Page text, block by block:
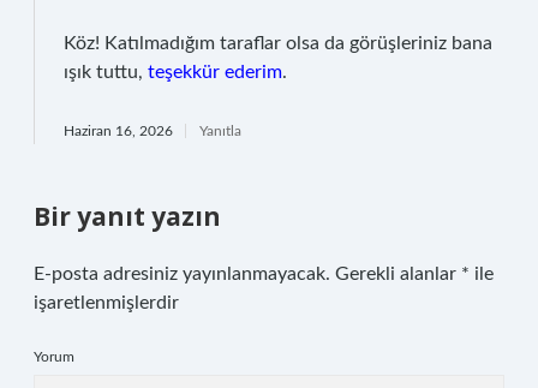
Köz! Katılmadığım taraflar olsa da görüşleriniz bana
ışık tuttu, teşekkür ederim.
Haziran 16, 2026 Yanıtla
Bir yanıt yazın
E-posta adresiniz yayınlanmayacak. Gerekli alanlar * ile
işaretlenmişlerdir
Yorum